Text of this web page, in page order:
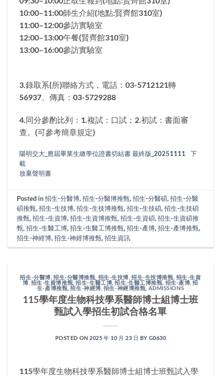
10:00–11:00師生介紹(地點:賢齊館310室)
11:00–12:00參訪實驗室
12:00–13:00午餐(賢齊館310室)
13:00–16:00參訪實驗室
3.錄取系(所)聯絡方式，電話：03-5712121轉
56937、傳真：03-5729288
4.同分參酌比列：1.複試：口試；2.初試：書面審
查。(可參考簡章規定)
陽明交大_應屆畢業生繳學位證書切結書 最終版_20251111
下
載
放棄聲明書
Posted in招生-分醫博,招生-分醫博推甄,招生-分醫碩,招生-分醫
碩推甄,招生-生技博,招生-生技博推甄,招生-生技碩,招生-生技碩
推甄,招生-生資博,招生-生資博推甄,招生-生資碩,招生-生資碩推
甄,招生-生醫工博,招生-生醫工博推甄,招生-產博,招生-產博推甄,
招生-神經博,招生-神經博推甄,招生資訊
招生-分醫博 招生-分醫博推甄 招生-生技博 ,招生-生技博推甄 招生-生資
博 招生-生資博推甄,招生-生醫工博 ,招生-生醫工博推甄,招生-產博 ,招
生-產博推甄 ,招生-神經博 招生-神經博推甄, ADMISSIONS
115學年度生物科技學系醫師博士組博士班
甄試入學招生初試合格名單
POSTED ON2025 年 10 月 23 日 BY G0630
115學年度生物科技學系醫師博士組博士班甄試入學